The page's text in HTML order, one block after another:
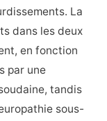
La
dans les deux
en fonction
par une
tandis
sous-